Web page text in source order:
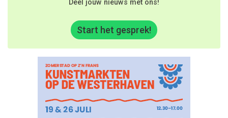
Deel jouw nieuws met ons!
Start het gesprek!